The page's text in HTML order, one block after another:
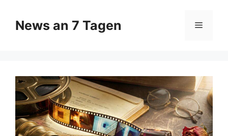
Inhalt
springen
News an 7 Tagen Menü